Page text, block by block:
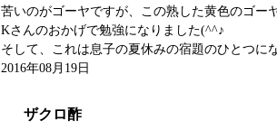
苦いのがゴーヤですが、この熟した黄色のゴー
Kさんのおかげで勉強になりました(^^♪
そして、これは息子の夏休みの宿題のひとつに
2016年08月19日
ザクロ酢